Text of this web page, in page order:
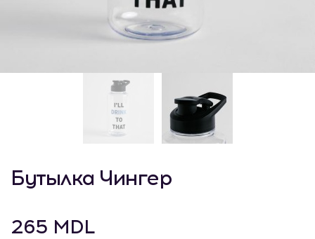
Бутылка Чингер
265 MDL